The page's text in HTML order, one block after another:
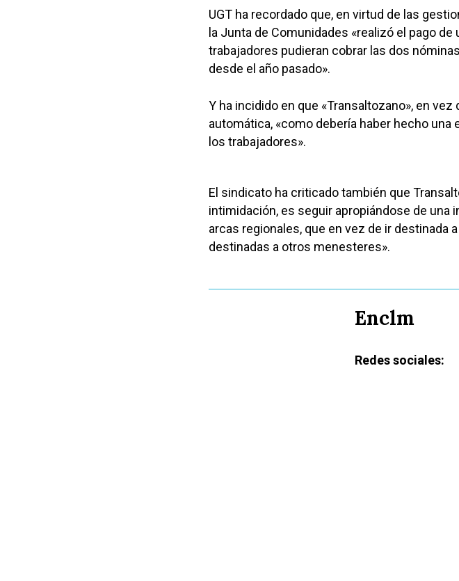
UGT ha recordado que, en virtud de las
la Junta de Comunidades «realizó el pago
trabajadores pudieran cobrar las dos
desde el año pasado».
Y ha incidido en que «Transaltozano», en
automática, «como debería haber hecho
los trabajadores».
El sindicato ha criticado también que
intimidación, es seguir apropiándose de una
arcas regionales, que en vez de ir destinada
destinadas a otros menesteres».
Enclm
Redes sociales: